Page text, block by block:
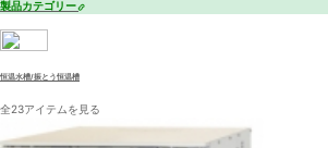
製品カテゴリー
恒温水槽/振とう恒温槽
全23アイテムを見る